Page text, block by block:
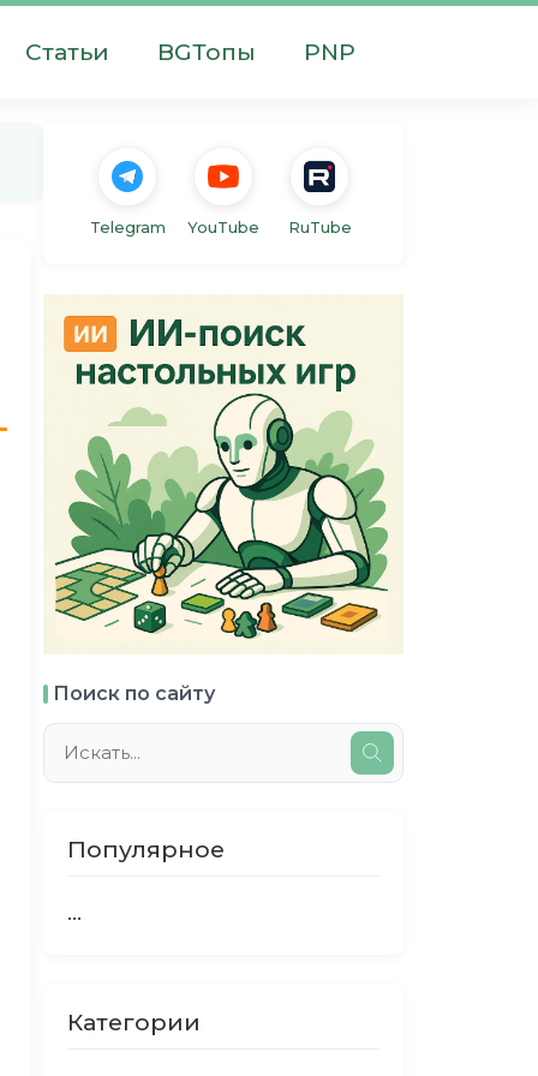
Статьи BGТопы PNP
Telegram YouTube RuTube
Поиск по сайту
Популярное
...
Категории